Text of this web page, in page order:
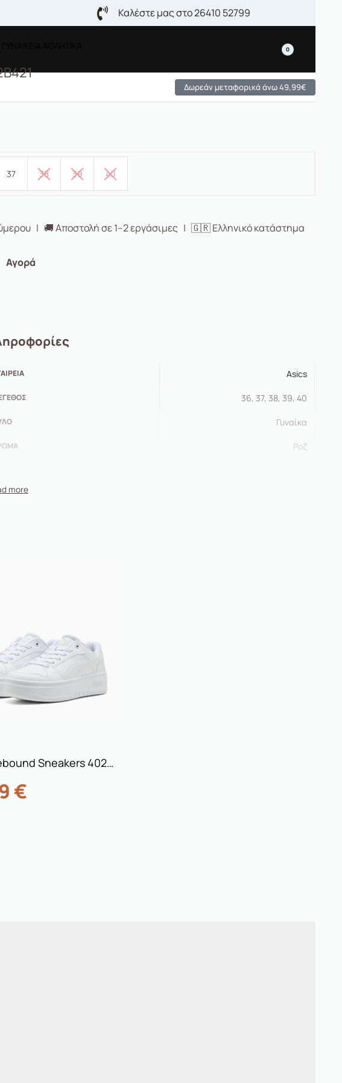
Καλέστε μας στο 26410 52799
0
Δωρεάν μεταφορικά άνω 49,99€
37 38 39 40
| 🚚 Αποστολή σε 1–2 εργάσιμες | 🇬🇷 Ελληνικό κατάστημα
Αγορά
Asics
36, 37, 38, 39, 40
Γυναίκα
Ροζ
PUMA Rebound Sneakers 402592 01
€